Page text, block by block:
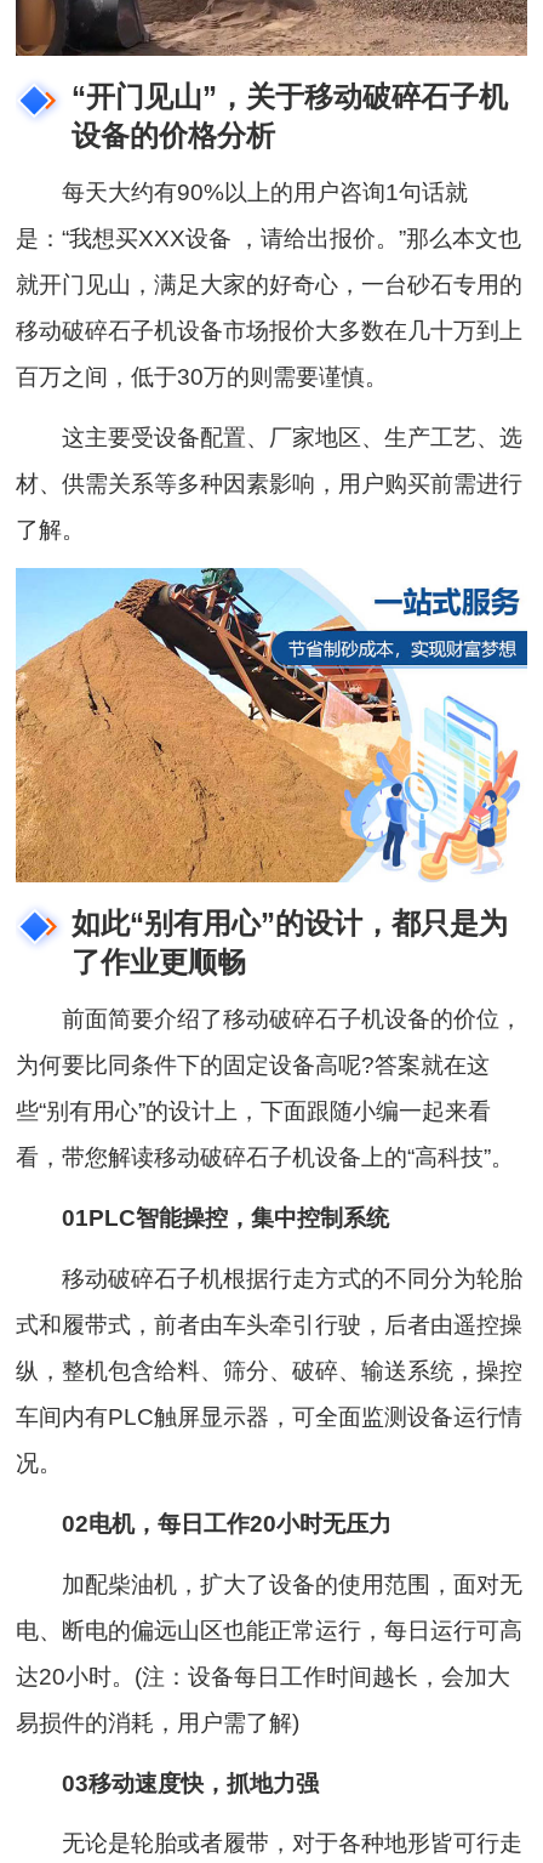
“开门见山”，关于移动破碎石子机
设备的价格分析
每天大约有90%以上的用户咨询1句话就
是：“我想买XXX设备 ，请给出报价。”那么本文也
就开门见山，满足大家的好奇心，一台砂石专用的
移动破碎石子机设备市场报价大多数在几十万到上
百万之间，低于30万的则需要谨慎。
这主要受设备配置、厂家地区、生产工艺、选
材、供需关系等多种因素影响，用户购买前需进行
了解。
如此“别有用心”的设计，都只是为
了作业更顺畅
前面简要介绍了移动破碎石子机设备的价位，
为何要比同条件下的固定设备高呢?答案就在这
些“别有用心”的设计上，下面跟随小编一起来看
看，带您解读移动破碎石子机设备上的“高科技”。
01PLC智能操控，集中控制系统
移动破碎石子机根据行走方式的不同分为轮胎
式和履带式，前者由车头牵引行驶，后者由遥控操
纵，整机包含给料、筛分、破碎、输送系统，操控
车间内有PLC触屏显示器，可全面监测设备运行情
况。
02电机，每日工作20小时无压力
加配柴油机，扩大了设备的使用范围，面对无
电、断电的偏远山区也能正常运行，每日运行可高
达20小时。(注：设备每日工作时间越长，会加大
易损件的消耗，用户需了解)
03移动速度快，抓地力强
无论是轮胎或者履带，对于各种地形皆可行走